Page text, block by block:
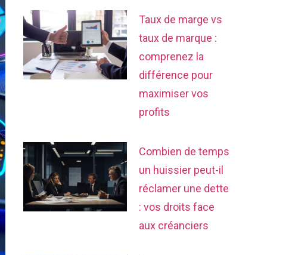
Taux de marge vs
taux de marque :
comprenez la
différence pour
maximiser vos
profits
Combien de temps
un huissier peut-il
réclamer une dette
: vos droits face
aux créanciers